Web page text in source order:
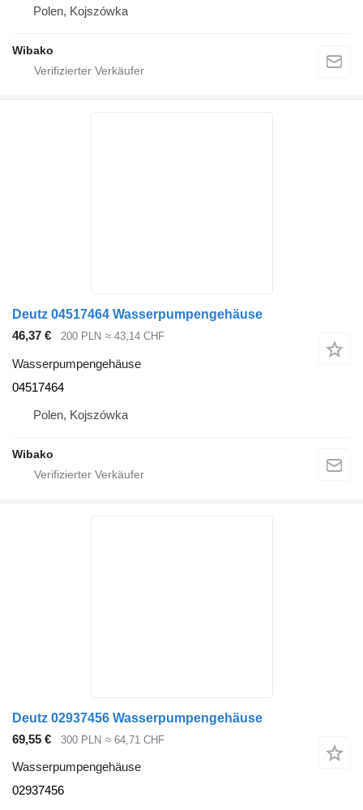
Polen, Kojszówka
Wibako
Deutz 04517464 Wasserpumpengehäuse
46,37 €
200 PLN ≈ 43,14 CHF
Wasserpumpengehäuse
04517464
Polen, Kojszówka
Wibako
Deutz 02937456 Wasserpumpengehäuse
69,55 €
300 PLN ≈ 64,71 CHF
Wasserpumpengehäuse
02937456